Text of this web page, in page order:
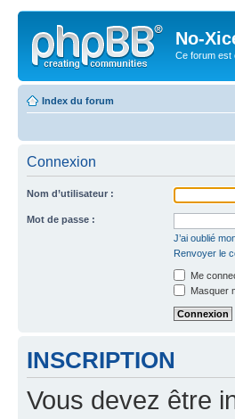
No-
Ce forum est
Index du forum
Connexion
Nom d’utilisateur :
Mot de passe :
J’ai oublié
Renvoyer le
Me
Masquer
INSCRIPTION
Vous devez être